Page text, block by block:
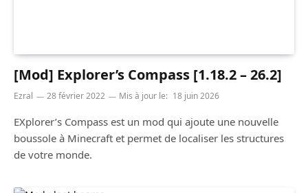
[Mod] Explorer’s Compass [1.18.2 – 26.2]
Ezral 28 février 2022 Mis à jour le: 18 juin 2026
EXplorer’s Compass est un mod qui ajoute une nouvelle
boussole à Minecraft et permet de localiser les structures
de votre monde.